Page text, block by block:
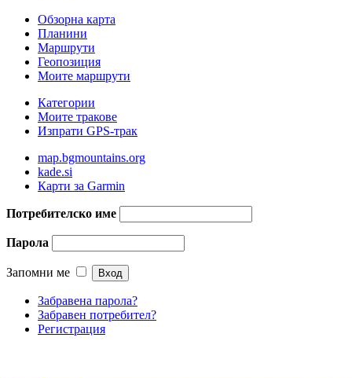
Обзорна карта
Планини
Маршрути
Геопозиция
Моите маршрути
Категории
Моите тракове
Изпрати GPS-трак
map.bgmountains.org
kade.si
Карти за Garmin
Потребителско име
Парола
Запомни ме
Забравена парола?
Забравен потребител?
Регистрация